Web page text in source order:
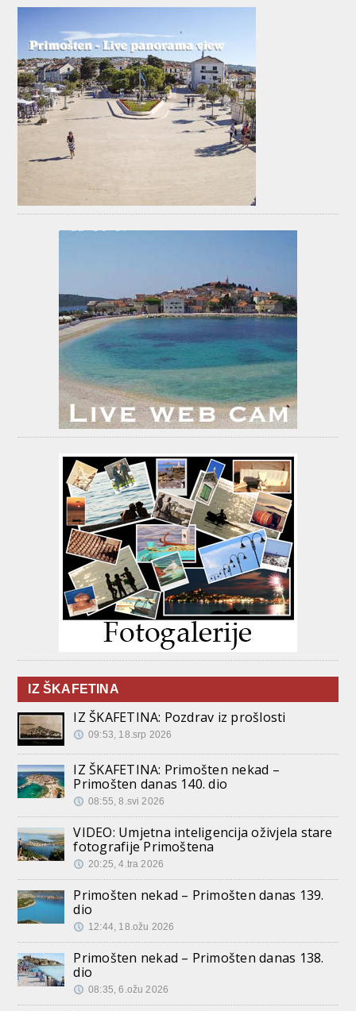
IZ ŠKAFETINA
IZ ŠKAFETINA: Pozdrav iz prošlosti
09:53, 18.srp 2026
IZ ŠKAFETINA: Primošten nekad –
Primošten danas 140. dio
08:55, 8.svi 2026
VIDEO: Umjetna inteligencija oživjela stare
fotografije Primoštena
20:25, 4.tra 2026
Primošten nekad – Primošten danas 139.
dio
12:44, 18.ožu 2026
Primošten nekad – Primošten danas 138.
dio
08:35, 6.ožu 2026